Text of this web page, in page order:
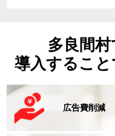
多良間
導入するこ
広告費削減